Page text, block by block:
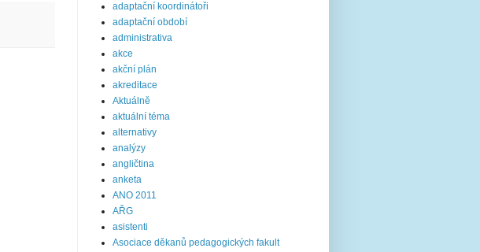
adaptační koordinátoři
adaptační období
administrativa
akce
akční plán
akreditace
Aktuálně
aktuální téma
alternativy
analýzy
angličtina
anketa
ANO 2011
AŘG
asistenti
Asociace děkanů pedagogických fakult